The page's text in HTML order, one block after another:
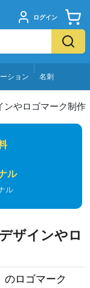
ログイン
ション 名刺
ンやロゴマーク制作
ル
ル
ザインやロ
のロゴマーク